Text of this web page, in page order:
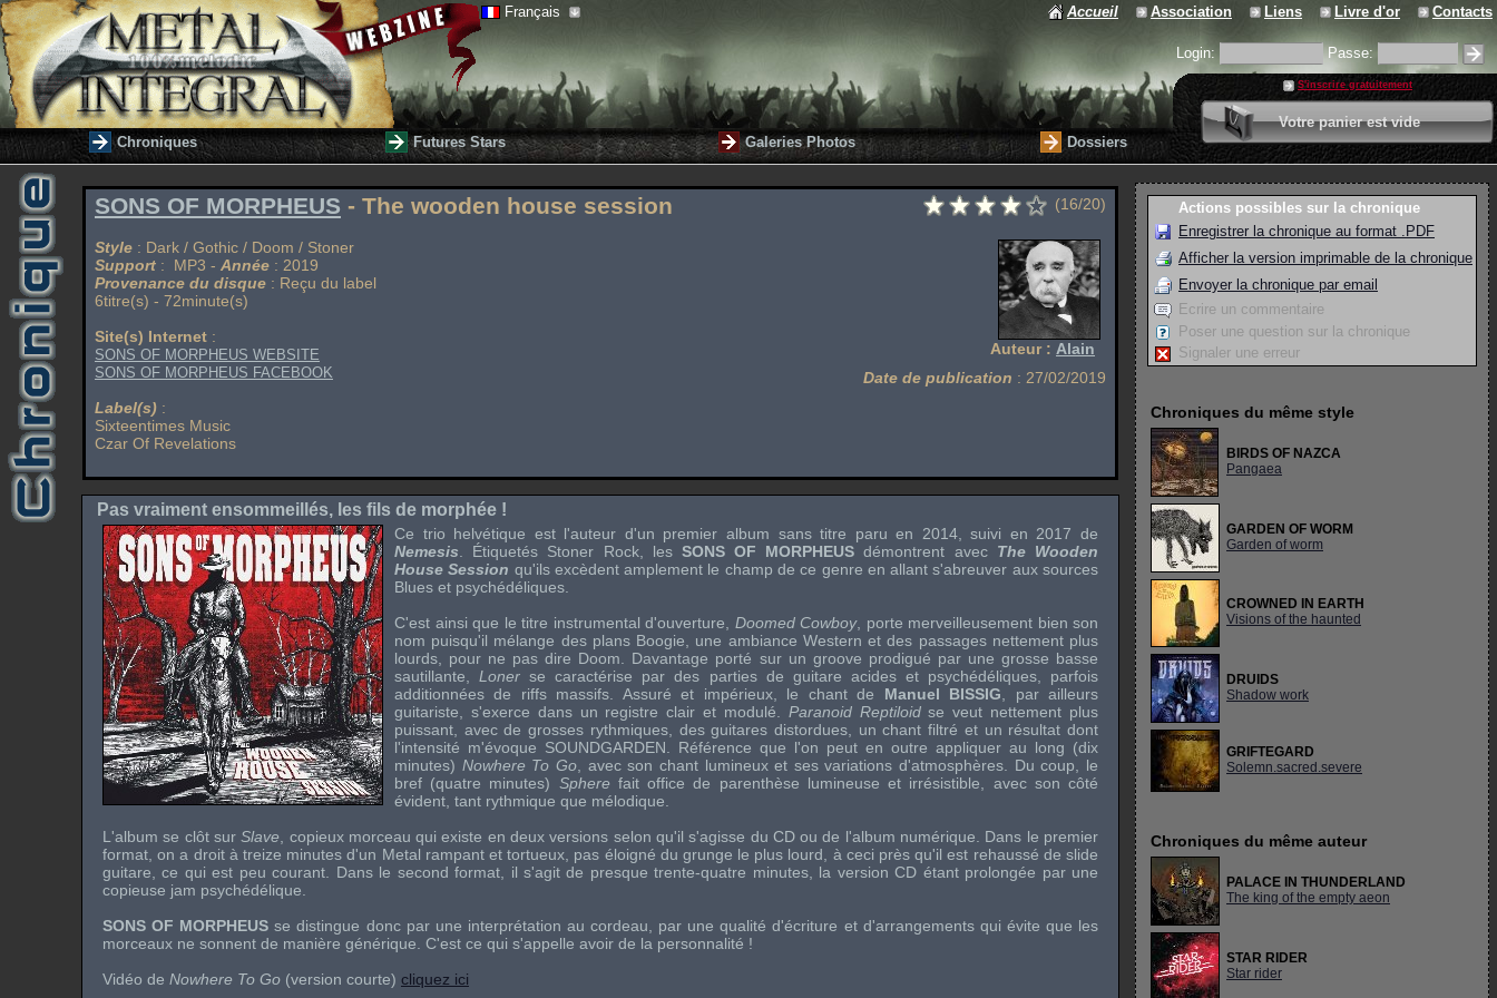
Français Accueil Association Liens Livre d'or Contacts
Login: Passe:
S'inscrire gratuitement
Votre panier est vide
0 article
Valider votre panier
Chroniques Futures Stars Galeries Photos Dossiers
SONS OF MORPHEUS - The wooden house session
Style : Dark / Gothic / Doom / Stoner
Support : MP3 - Année : 2019
Provenance du disque : Reçu du label
6titre(s) - 72minute(s)
Site(s) Internet :
SONS OF MORPHEUS WEBSITE
SONS OF MORPHEUS FACEBOOK
Label(s) :
Sixteentimes Music
Czar Of Revelations
(16/20)
Auteur : Alain
Date de publication : 27/02/2019
Pas vraiment ensommeillés, les fils de morphée !
Ce trio helvétique est l'auteur d'un premier album sans titre paru en 2014, suivi en 2017 de
Nemesis . Étiquetés Stoner Rock, les SONS OF MORPHEUS démontrent avec The Wooden
House Session qu'ils excèdent amplement le champ de ce genre en allant s'abreuver aux sources
Blues et psychédéliques.
C'est ainsi que le titre instrumental d'ouverture, Doomed Cowboy, porte merveilleusement bien son
nom puisqu'il mélange des plans Boogie, une ambiance Western et des passages nettement plus
lourds, pour ne pas dire Doom. Davantage porté sur un groove prodigué par une grosse basse
sautillante,Lonerse caractérise par des parties de guitare acides et psychédéliques, parfois
additionnées de riffs massifs. Assuré et impérieux, le chant de Manuel BISSIG , par ailleurs
guitariste, s'exerce dans un registre clair et modulé. Paranoid Reptiloidse veut nettement plus
puissant, avec de grosses rythmiques, des guitares distordues, un chant filtré et un résultat dont
l'intensité m'évoque SOUNDGARDEN . Référence que l'on peut en outre appliquer au long (dix
minutes) Nowhere To Go, avec son chant lumineux et ses variations d'atmosphères. Du coup, le
bref (quatre minutes) Sphere fait office de parenthèse lumineuse et irrésistible, avec son côté
évident, tant rythmique que mélodique.
L'album se clôt surSlave , copieux morceau qui existe en deux versions selon qu'il s'agisse du CD ou de l'album numérique. Dans le premier
format, on a droit à treize minutes d'un Metal rampant et tortueux, pas éloigné du grunge le plus lourd, à ceci près qu'il est rehaussé de slide
guitare, ce qui est peu courant. Dans le second format, il s'agit de presque trente-quatre minutes, la version CD étant prolongée par une
copieuse jam psychédélique.
SONS OF MORPHEUS se distingue donc par une interprétation au cordeau, par une qualité d'écriture et d'arrangements qui évite que les
morceaux ne sonnent de manière générique. C'est ce qui s'appelle avoir de la personnalité !
Vidéo de Nowhere To Go (version courte) cliquez ici
Actions possibles sur la chronique
Enregistrer la chronique au format .PDF
Afficher la version imprimable de la chronique
Envoyer la chronique par email
Ecrire un commentaire
Poser une question sur la chronique
Signaler une erreur
Chroniques du même style
BIRDS OF NAZCA
Pangaea
GARDEN OF WORM
Garden of worm
CROWNED IN EARTH
Visions of the haunted
DRUIDS
Shadow work
GRIFTEGARD
Solemn.sacred.severe
Chroniques du même auteur
PALACE IN THUNDERLAND
The king of the empty aeon
STAR RIDER
Star rider